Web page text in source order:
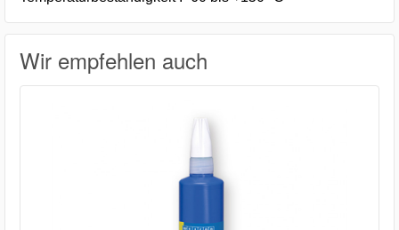
Wir empfehlen auch